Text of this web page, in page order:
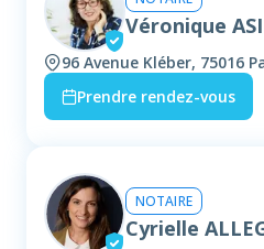
Véronique
96 Avenue Kléber, 75016
Prendre rendez-vous
NOTAIRE
Cyrielle